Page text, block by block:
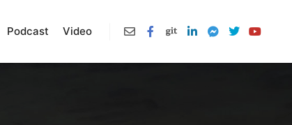
Podcast Video